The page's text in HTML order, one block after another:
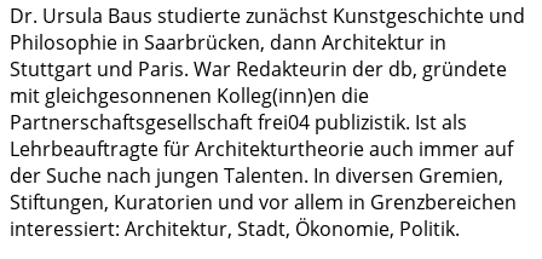
Dr. Ursula Baus studierte zunächst Kunstgeschichte und
Philosophie in Saarbrücken, dann Architektur in
Stuttgart und Paris. War Redakteurin der db, gründete
mit gleichgesonnenen Kolleg(inn)en die
Partnerschaftsgesellschaft frei04 publizistik. Ist als
Lehrbeauftragte für Architekturtheorie auch immer auf
der Suche nach jungen Talenten. In diversen Gremien,
Stiftungen, Kuratorien und vor allem in Grenzbereichen
interessiert: Architektur, Stadt, Ökonomie, Politik.